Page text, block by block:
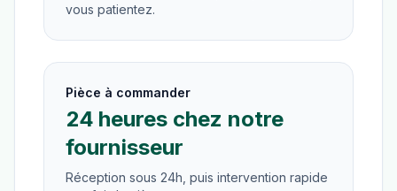
vous patientez.
Pièce à commander
24 heures chez notre
fournisseur
Réception sous 24h, puis intervention rapide